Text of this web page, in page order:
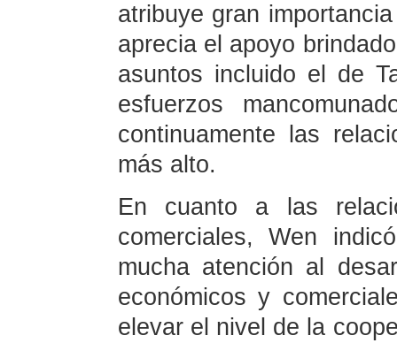
atribuye gran
aprecia el apoyo
asuntos incluido el de
esfuerzos
continuamente las
más alto.
En cuanto a las
comerciales, Wen
mucha atención al
económicos y
elevar el nivel de la